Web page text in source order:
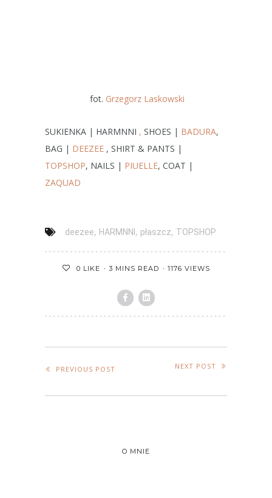
fot. Grzegorz Laskowski
SUKIENKA | HARMNNI , SHOES | BADURA,
BAG | DEEZEE , SHIRT & PANTS |
TOPSHOP, NAILS | PIUELLE, COAT |
ZAQUAD
deezee, HARMNNI , płaszcz, TOPSHOP
0 LIKE 3 MINS READ 1176 VIEWS
PREVIOUS POST NEXT POST
O MNIE